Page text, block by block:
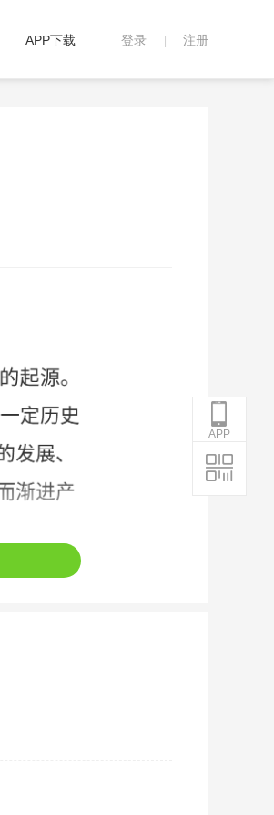
登录 注册
APP下载
APP